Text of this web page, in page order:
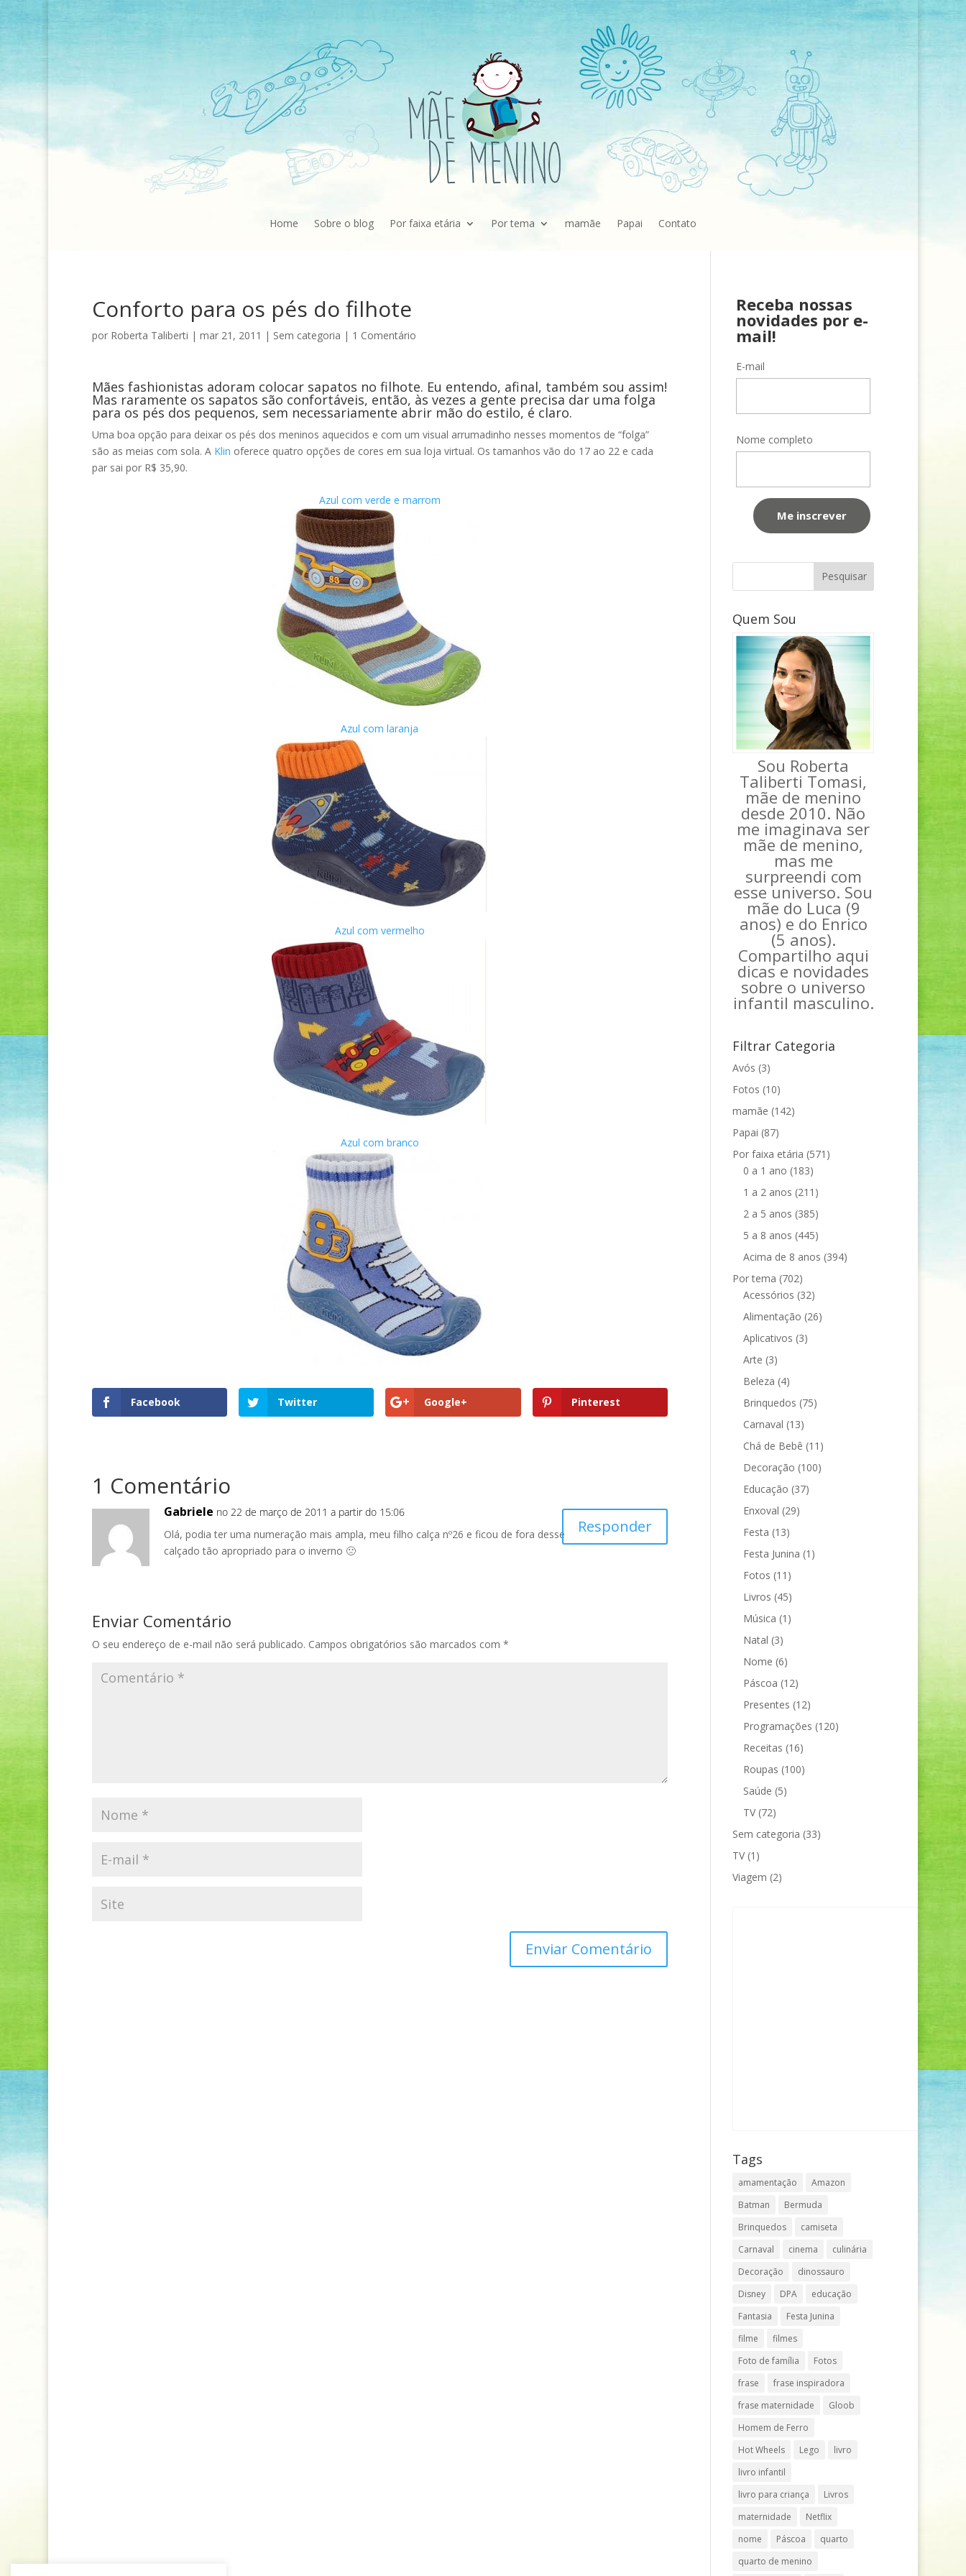
Home Sobre o blog Por faixa etária Por tema mamãe Papai Contato
Conforto para os pés do filhote
por Roberta Taliberti | mar 21, 2011 | Sem categoria | 1 Comentário
Mães fashionistas adoram colocar sapatos no filhote. Eu entendo, afinal, também sou assim!
Mas raramente os sapatos são confortáveis, então, às vezes a gente precisa dar uma folga
para os pés dos pequenos, sem necessariamente abrir mão do estilo, é claro.
Uma boa opção para deixar os pés dos meninos aquecidos e com um visual arrumadinho nesses momentos de “folga”
são as meias com sola. A Klin oferece quatro opções de cores em sua loja virtual. Os tamanhos vão do 17 ao 22 e cada
par sai por R$ 35,90.
Azul com verde e marrom
Azul com laranja
Azul com vermelho
Azul com branco
Facebook Twitter Google+ Pinterest
1 Comentário
Gabriele no 22 de março de 2011 a partir do 15:06
Olá, podia ter uma numeração mais ampla, meu filho calça nº26 e ficou de fora desse
calçado tão apropriado para o inverno 🙁
Responder
Enviar Comentário
O seu endereço de e-mail não será publicado. Campos obrigatórios são marcados com *
Receba nossas
novidades por e-
mail!
E-mail
Nome completo
Quem Sou
Sou Roberta
Taliberti Tomasi,
mãe de menino
desde 2010. Não
me imaginava ser
mãe de menino,
mas me
surpreendi com
esse universo. Sou
mãe do Luca (9
anos) e do Enrico
(5 anos).
Compartilho aqui
dicas e novidades
sobre o universo
infantil masculino.
Filtrar Categoria
Avós (3)
Fotos (10)
mamãe (142)
Papai (87)
Por faixa etária (571)
0 a 1 ano (183)
1 a 2 anos (211)
2 a 5 anos (385)
5 a 8 anos (445)
Acima de 8 anos (394)
Por tema (702)
Acessórios (32)
Alimentação (26)
Aplicativos (3)
Arte (3)
Beleza (4)
Brinquedos (75)
Carnaval (13)
Chá de Bebê (11)
Decoração (100)
Educação (37)
Enxoval (29)
Festa (13)
Festa Junina (1)
Fotos (11)
Livros (45)
Música (1)
Natal (3)
Nome (6)
Páscoa (12)
Presentes (12)
Programações (120)
Receitas (16)
Roupas (100)
Saúde (5)
TV(72)
Sem categoria (33)
TV(1)
Viagem (2)
Tags
amamentação
Amazon
Batman
Bermuda
Brinquedos
camiseta
Carnaval
cinema
culinária
Decoração
dinossauro
Disney
DPA
educação
Fantasia
Festa Junina
filme
filmes
Foto de família
Fotos
frase
frase inspiradora
frase maternidade
Gloob
Homem de Ferro
Hot Wheels
Lego
livro
livro infantil
livro para criança
Livros
maternidade
Netflix
nome
Páscoa
quarto
quarto de menino